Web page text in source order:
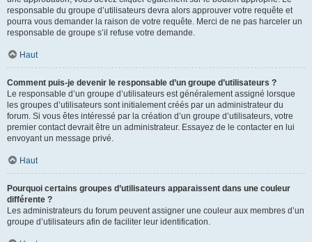
responsable du groupe d’utilisateurs devra alors approuver votre requête et
pourra vous demander la raison de votre requête. Merci de ne pas harceler un
responsable de groupe s’il refuse votre demande.
Haut
Comment puis-je devenir le responsable d’un groupe d’utilisateurs ?
Le responsable d’un groupe d’utilisateurs est généralement assigné lorsque
les groupes d’utilisateurs sont initialement créés par un administrateur du
forum. Si vous êtes intéressé par la création d’un groupe d’utilisateurs, votre
premier contact devrait être un administrateur. Essayez de le contacter en lui
envoyant un message privé.
Haut
Pourquoi certains groupes d’utilisateurs apparaissent dans une couleur
différente ?
Les administrateurs du forum peuvent assigner une couleur aux membres d’un
groupe d’utilisateurs afin de faciliter leur identification.